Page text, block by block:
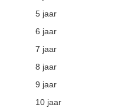
5 jaar
6 jaar
7 jaar
8 jaar
9 jaar
10 jaar